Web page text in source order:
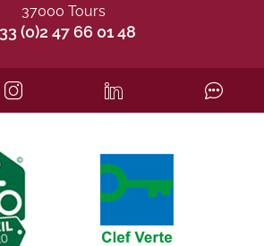
37000 Tours
(0)2 47 66 01 48